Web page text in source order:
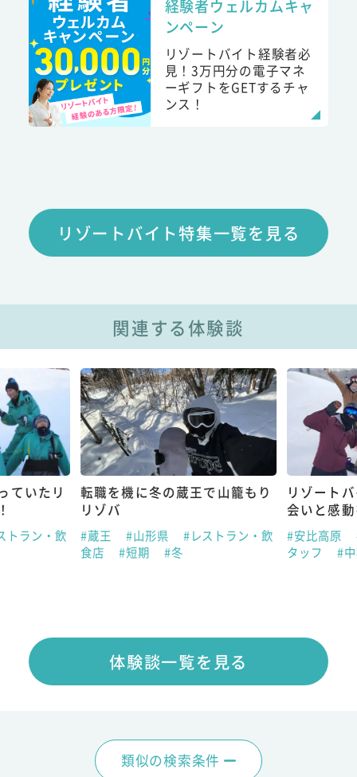
経験者ウェルカムキャ
ンペーン
リゾートバイト経験者必
見！3万円分の電子マネ
ーギフトをGETするチャ
ンス！
リゾートバイト特集一覧を見る
関連する体験談
ていたリ
トラン・飲
転職を機に冬の蔵王で山籠もり
リゾバ
#蔵王 #山形県
#レストラン・飲
食店
#短期 #冬
リゾート
会いと感
#安比高原
タッフ
#
体験談一覧を見る
類似の検索条件